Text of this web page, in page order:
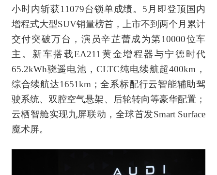
小时内斩获11079台锁单成绩。5月即登顶国内
增程式大型SUV销量榜首，上市不到两个月累计
交付突破万台，演员辛芷蕾成为第10000位车
主。新车搭载EA211黄金增程器与宁德时代
65.2kWh骁遥电池，CLTC纯电续航超400km，
综合续航达1651km；全系标配行云智能辅助驾
驶系统、双腔空气悬架、后轮转向等豪华配置；
云栖智舱实现九屏联动，全球首发Smart Surface
魔术屏。